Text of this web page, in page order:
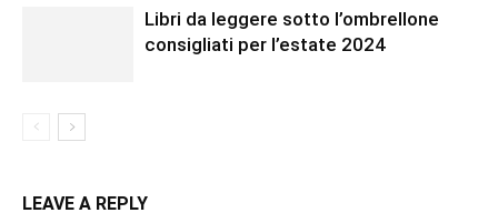
Libri da leggere sotto l’ombrellone
consigliati per l’estate 2024
LEAVE A REPLY